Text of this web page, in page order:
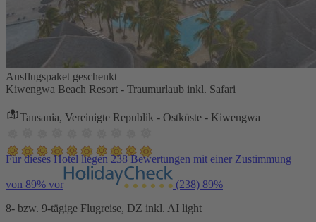
Ausflugspaket geschenkt
Kiwengwa Beach Resort - Traumurlaub inkl. Safari
Tansania, Vereinigte Republik - Ostküste - Kiwengwa
Für dieses Hotel liegen 238 Bewertungen mit einer Zustimmung
von 89% vor (238) 89%
8- bzw. 9-tägige Flugreise, DZ inkl. AI light